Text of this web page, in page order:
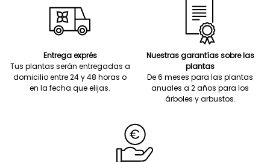
Entrega exprés
Tus plantas serán entregadas a
domicilio entre 24 y 48 horas o
en la fecha que elijas.
Nuestras garantías sobre las
plantas
De 6 meses para las plantas
anuales a 2 años para los
árboles y arbustos.